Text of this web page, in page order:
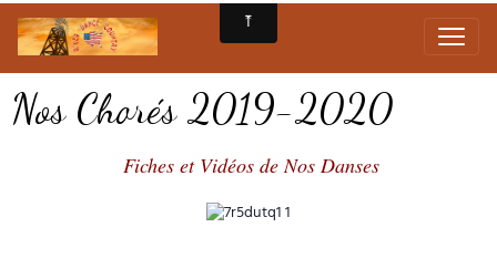
Nos Chorés 2019-2020
Fiches et Vidéos de Nos Danses